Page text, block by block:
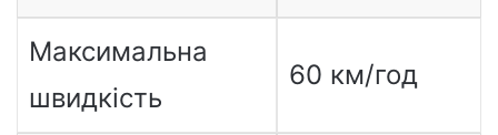
Максимальна
швидкість
60 км/год